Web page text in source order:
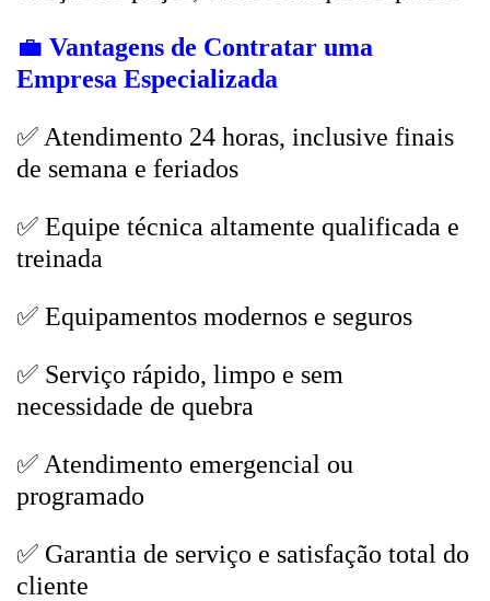
💼 Vantagens de Contratar uma
Empresa Especializada
✅ Atendimento 24 horas, inclusive finais
de semana e feriados
✅ Equipe técnica altamente qualificada e
treinada
✅ Equipamentos modernos e seguros
✅ Serviço rápido, limpo e sem
necessidade de quebra
✅ Atendimento emergencial ou
programado
✅ Garantia de serviço e satisfação total do
cliente